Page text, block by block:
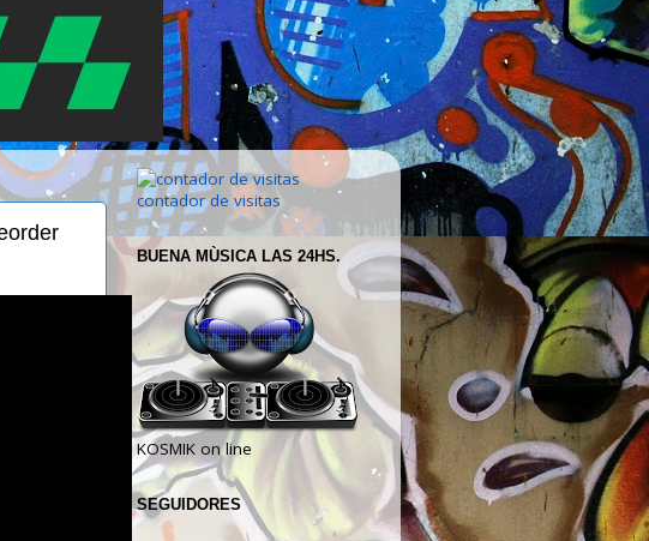
contador de visitas
BUENA MÙSICA LAS 24HS.
KOSMIK on line
SEGUIDORES